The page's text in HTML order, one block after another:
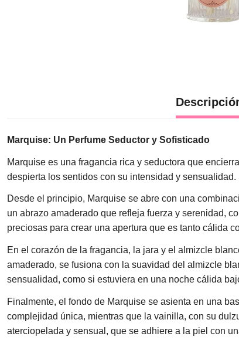
Marquise: Un Perfume Seductor y Sofisticado
Marquise es una fragancia rica y seductora que
despierta los sentidos con su intensidad y
Desde el principio, Marquise se abre con una
un abrazo amaderado que refleja fuerza y serenidad,
preciosas para crear una apertura que es tanto cálida
En el corazón de la fragancia, la jara y el almizcle
amaderado, se fusiona con la suavidad del almizcle
sensualidad, como si estuviera en una noche cálida
Finalmente, el fondo de Marquise se asienta en una
complejidad única, mientras que la vainilla, con su
aterciopelada y sensual, que se adhiere a la piel con